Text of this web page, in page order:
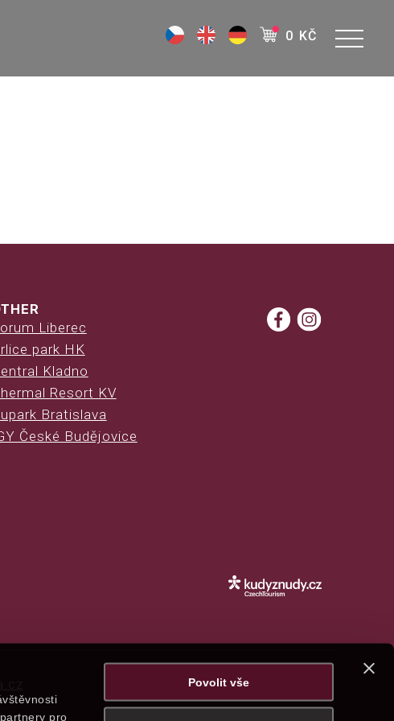
pro
Povolit vše
0 KČ
Liberec
park HK
Kladno
Resort KV
Bratislava
České Budějovice